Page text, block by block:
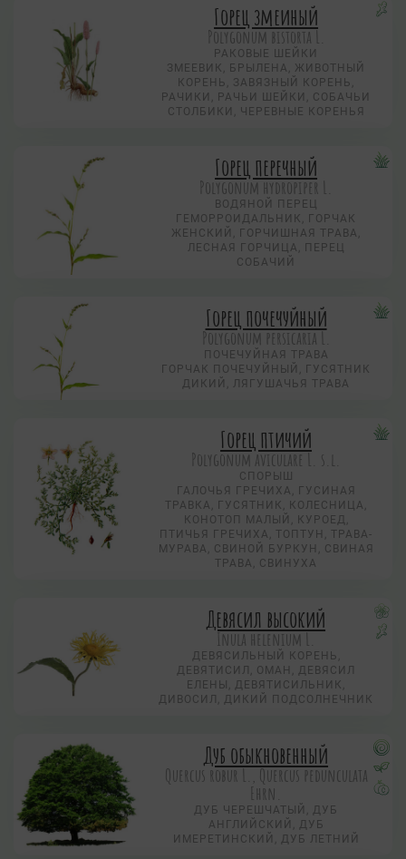
Горец змеиный
Polygonum bistorta L.
РАКОВЫЕ ШЕЙКИ
ЗМЕЕВИК, БРЫЛЕНА, ЖИВОТНЫЙ
КОРЕНЬ, ЗАВЯЗНЫЙ КОРЕНЬ,
РАЧИКИ, РАЧЬИ ШЕЙКИ, СОБАЧЬИ
СТОЛБИКИ, ЧЕРЕВНЫЕ КОРЕНЬЯ
Горец перечный
Polygonum hydropiper L.
ВОДЯНОЙ ПЕРЕЦ
ГЕМОРРОИДАЛЬНИК, ГОРЧАК
ЖЕНСКИЙ, ГОРЧИШНАЯ ТРАВА,
ЛЕСНАЯ ГОРЧИЦА, ПЕРЕЦ
СОБАЧИЙ
Горец почечуйный
Polygonum persicaria L.
ПОЧЕЧУЙНАЯ ТРАВА
ГОРЧАК ПОЧЕЧУЙНЫЙ, ГУСЯТНИК
ДИКИЙ, ЛЯГУШАЧЬЯ ТРАВА
Горец птичий
Polygonum aviculare L. s.l.
СПОРЫШ
ГАЛОЧЬЯ ГРЕЧИХА, ГУСИНАЯ
ТРАВКА, ГУСЯТНИК, КОЛЕСНИЦА,
КОНОТОП МАЛЫЙ, КУРОЕД,
ПТИЧЬЯ ГРЕЧИХА, ТОПТУН, ТРАВА-
МУРАВА, СВИНОЙ БУРКУН, СВИНАЯ
ТРАВА, СВИНУХА
Девясил высокий
Inula helenium L.
ДЕВЯСИЛЬНЫЙ КОРЕНЬ,
ДЕВЯТИСИЛ, ОМАН, ДЕВЯСИЛ
ЕЛЕНЫ, ДЕВЯТИСИЛЬНИК,
ДИВОСИЛ, ДИКИЙ ПОДСОЛНЕЧНИК
Дуб обыкновенный
Quercus robur L., Quercus pedunculata
Ehrn.
ДУБ ЧЕРЕШЧАТЫЙ, ДУБ
АНГЛИЙСКИЙ, ДУБ
ИМЕРЕТИНСКИЙ, ДУБ ЛЕТНИЙ